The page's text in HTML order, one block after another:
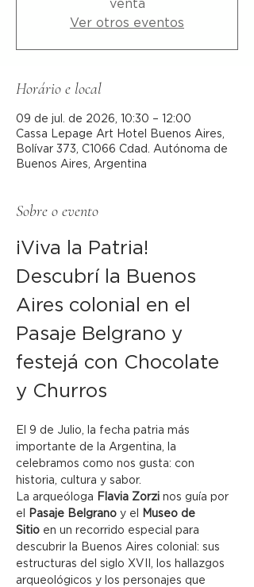
venta
Ver otros eventos
Horário e local
09 de jul. de 2026, 10:30 – 12:00
Cassa Lepage Art Hotel Buenos Aires,
Bolívar 373, C1066 Cdad. Autónoma de
Buenos Aires, Argentina
Sobre o evento
¡Viva la Patria!
Descubrí la Buenos
Aires colonial en el
Pasaje Belgrano y
festejá con Chocolate
y Churros
El 9 de Julio, la fecha patria más
importante de la Argentina, la
celebramos como nos gusta: con
historia, cultura y sabor.
La arqueóloga Flavia Zorzi nos guía por
el
Pasaje Belgrano y el
Museo de
Sitio en un recorrido especial para
descubrir la Buenos Aires colonial: sus
estructuras del siglo XVII, los hallazgos
arqueológicos y los personajes que